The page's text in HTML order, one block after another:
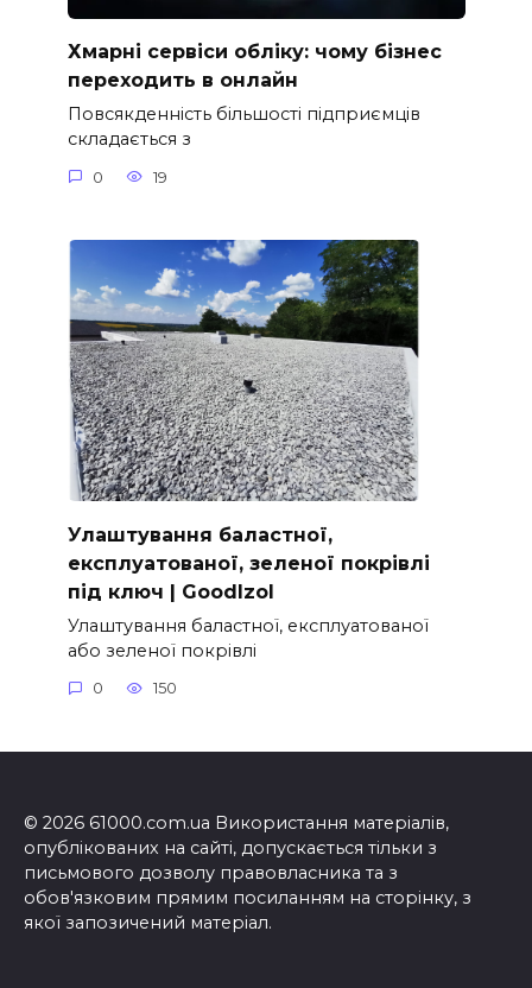
Хмарні сервіси обліку: чому бізнес
переходить в онлайн
Повсякденність більшості підприємців
складається з
0 19
Улаштування баластної,
експлуатованої, зеленої покрівлі
під ключ | GoodIzol
Улаштування баластної, експлуатованої
або зеленої покрівлі
0 150
© 2026 61000.com.ua Використання матеріалів,
опублікованих на сайті, допускається тільки з
письмового дозволу правовласника та з
обов'язковим прямим посиланням на сторінку, з
якої запозичений матеріал.